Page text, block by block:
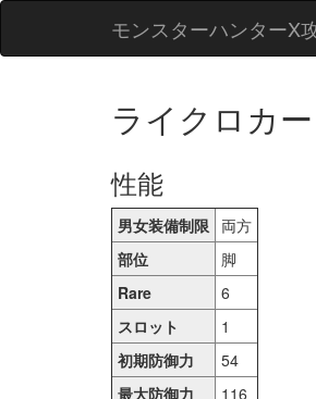
モンスターハンターX
ライクロカ
性能
男女装備制限 両方
部位
脚
Rare
6
スロット
1
初期防御力
54
最大防御力
116